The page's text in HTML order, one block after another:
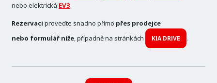
nebo elektrická EV3.
Rezervaci proveďte snadno přímo přes prodejce
nebo formulář níže, případně na stránkách KIA DRIVE .